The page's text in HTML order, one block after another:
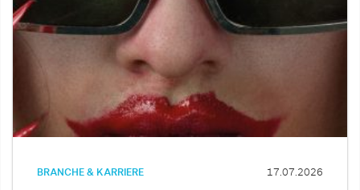
BRANCHE & KARRIERE 17.07.2026